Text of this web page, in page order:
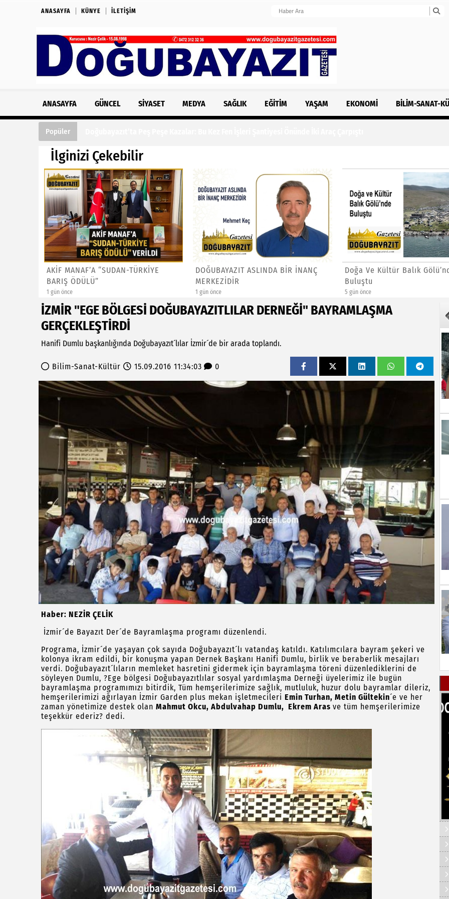
ANASAYFA KÜNYE İLETIŞIM
ANASAYFA GÜNCEL SIYASET MEDYA SAĞLIK EĞITIM YAŞAM EKONOMI BILIM-SANAT-
Popüler
İlginizi Çekebilir
AKİF MANAF’A “SUDAN-TÜRKİYE
BARIŞ ÖDÜLÜ”
1 gün önce
DOĞUBAYAZIT ASLINDA BİR İNANÇ
MERKEZİDİR
1 gün önce
Doğa Ve Kültür Balık
Buluştu
5 gün önce
İZMİR "EGE BÖLGESİ DOĞUBAYAZITLILAR DERNEĞİ" BAYRAMLAŞMA
GERÇEKLEŞTİRDİ
Hanifi Dumlu başkanlığında Doğubayazıt´lılar İzmir´de bir arada toplandı.
Bilim-Sanat-Kültür 15.09.2016 11:34:03 0
Haber: NEZİR ÇELİK
İzmir´de Bayazıt Der´de Bayramlaşma programı düzenlendi.
Programa, İzmir´de yaşayan çok sayıda Doğubayazıt´lı vatandaş katıldı. Katılımcılara bayram şekeri ve
kolonya ikram edildi, bir konuşma yapan Dernek Başkanı Hanifi Dumlu, birlik ve beraberlik mesajları
verdi. Doğubayazıt´lıların memleket hasretini gidermek için bayramlaşma töreni düzenlediklerini de
söyleyen Dumlu, ?Ege bölgesi Doğubayazıtlılar sosyal yardımlaşma Derneği üyelerimiz ile bugün
bayramlaşma programımızı bitirdik, Tüm hemşerilerimize sağlık, mutluluk, huzur dolu bayramlar dileriz,
hemşerilerimizi ağırlayan İzmir Garden plus mekan işletmecileri Emin Turhan, Metin Gültekin´e ve her
zaman yönetimize destek olan Mahmut Okcu, Abdulvahap Dumlu, Ekrem Aras ve tüm hemşerilerimize
teşekkür ederiz? dedi.